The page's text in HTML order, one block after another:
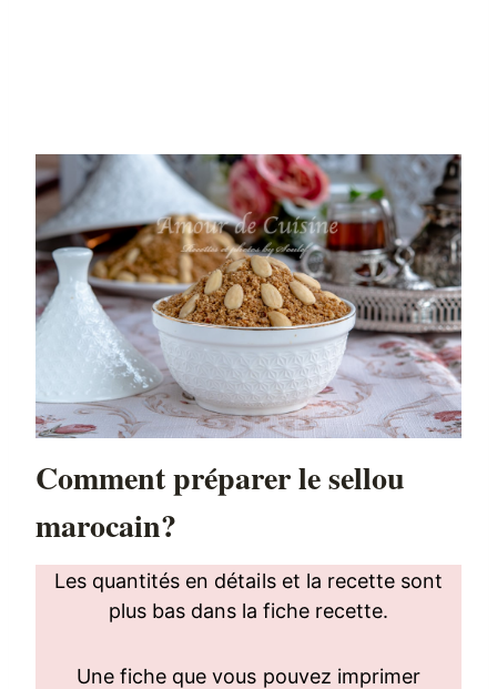
Comment préparer le sellou
marocain?
Les quantités en détails et la recette sont
plus bas dans la fiche recette.
Une fiche que vous pouvez imprimer